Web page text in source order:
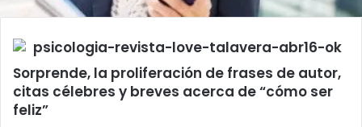
Sorprende, la proliferación de frases de autor,
citas célebres y breves acerca de “cómo ser
feliz”